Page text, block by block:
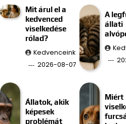
Mit árul el a
kedvenced
viselkedése
rólad?
Kedvenceink
2026-08-07
A
állati
Állatok, akik
képesek
problémát
Miért